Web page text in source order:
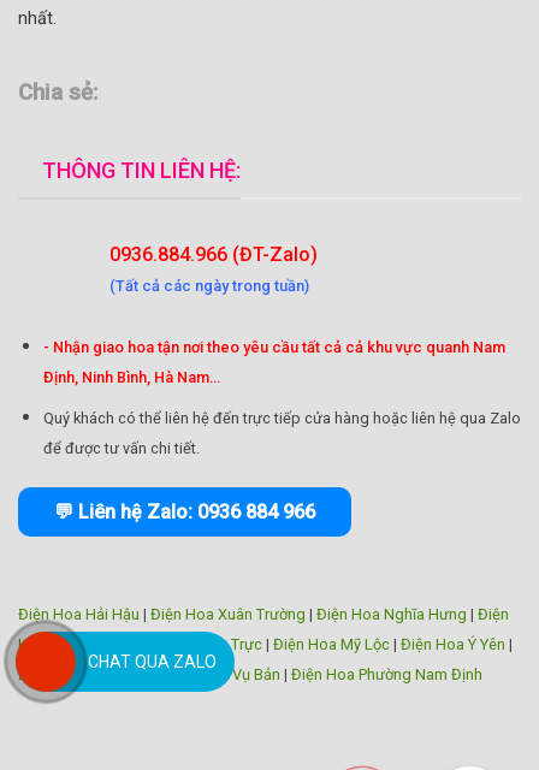
nhất.
Chia sẻ:
THÔNG TIN LIÊN HỆ:
0936.884.966 (ĐT-Zalo)
(Tất cả các ngày trong tuần)
- Nhận giao hoa tận nơi theo yêu cầu tất cả cả khu vực quanh Nam
Định, Ninh Bình, Hà Nam...
Quý khách có thể liên hệ đến trực tiếp cửa hàng hoặc liên hệ qua Zalo
để được tư vấn chi tiết.
💬 Liên hệ Zalo: 0936 884 966
Điện Hoa Hải Hậu | Điện Hoa Xuân Trường | Điện Hoa Nghĩa Hưng | Điện
Hoa Trực Ninh
Điện Hoa Nam Trực | Điện Hoa Mỹ Lộc | Điện Hoa Ý Yên |
Điện Hoa Giao Thủy
Điện Hoa Vụ Bản | Điện Hoa Phường Nam Định
CHAT QUA ZALO